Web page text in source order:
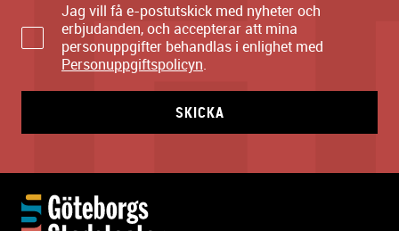
Jag vill få e-postutskick med nyheter och
erbjudanden, och accepterar att mina
personuppgifter behandlas i enlighet med
Personuppgiftspolicyn.
SKICKA